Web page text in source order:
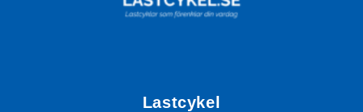
Lastcykel